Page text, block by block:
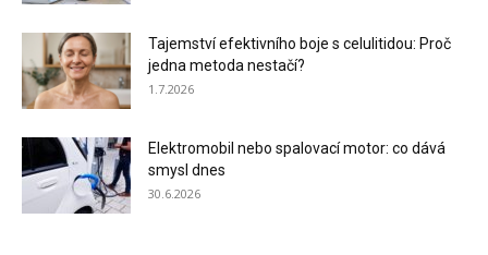
Tajemství efektivního boje s celulitidou: Proč
jedna metoda nestačí?
1.7.2026
Elektromobil nebo spalovací motor: co dává
smysl dnes
30.6.2026